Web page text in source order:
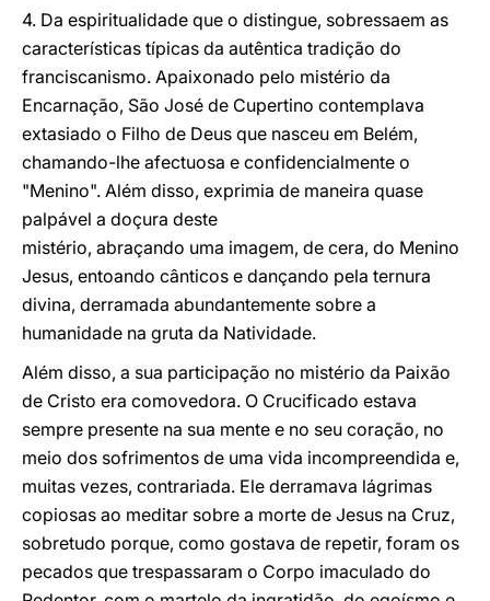
4. Da espiritualidade que o distingue, sobressaem as
características típicas da autêntica tradição do
franciscanismo. Apaixonado pelo mistério da
Encarnação, São José de Cupertino contemplava
extasiado o Filho de Deus que nasceu em Belém,
chamando-lhe afectuosa e confidencialmente o
"Menino". Além disso, exprimia de maneira quase
palpável a doçura deste
mistério, abraçando uma imagem, de cera, do Menino
Jesus, entoando cânticos e dançando pela ternura
divina, derramada abundantemente sobre a
humanidade na gruta da Natividade.
Além disso, a sua participação no mistério da Paixão
de Cristo era comovedora. O Crucificado estava
sempre presente na sua mente e no seu coração, no
meio dos sofrimentos de uma vida incompreendida e,
muitas vezes, contrariada. Ele derramava lágrimas
copiosas ao meditar sobre a morte de Jesus na Cruz,
sobretudo porque, como gostava de repetir, foram os
pecados que trespassaram o Corpo imaculado do